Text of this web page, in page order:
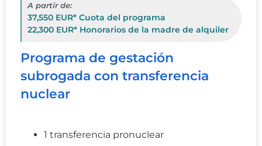
A partir de:
37,550 EUR* Cuota del programa
22,300 EUR* Honorarios de la madre de alquiler
Programa de gestación
subrogada con transferencia
nuclear
1 transferencia pronuclear